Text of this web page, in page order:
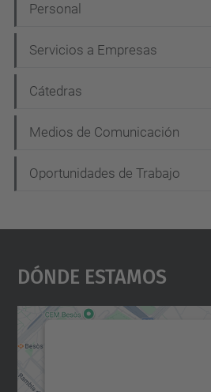
i
ó
Personal
Servicios a Empresas
Cátedras
Medios de Comunicación
Oportunidades de Trabajo
Dónde Estamos